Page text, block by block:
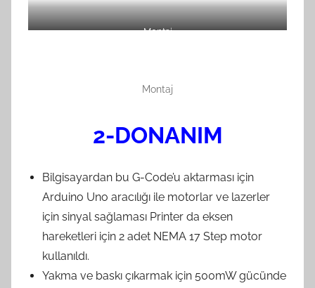
Montaj
Montaj
2-DONANIM
Bilgisayardan bu G-Code’u aktarması için
Arduino Uno aracılığı ile motorlar ve lazerler
için sinyal sağlaması Printer da eksen
hareketleri için 2 adet NEMA 17 Step motor
kullanıldı.
Yakma ve baskı çıkarmak için 500mW gücünde